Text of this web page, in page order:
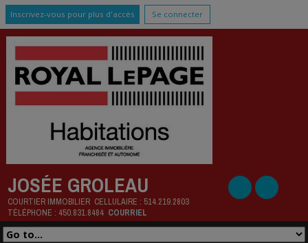
Inscrivez-vous pour plus d'accès Se connecter
JOSÉE GROLEAU
COURTIER IMMOBILIER CELLULAIRE : 514.219.2803
TÉLÉPHONE : 450.831.8484 COURRIEL